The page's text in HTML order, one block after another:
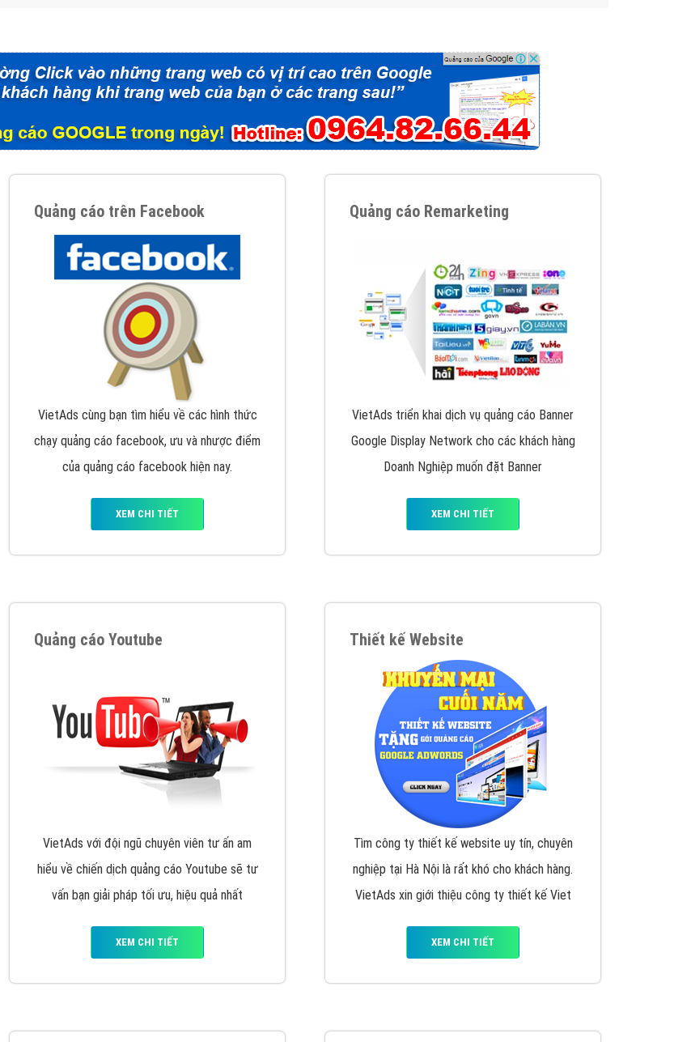
Quảng cáo trên Facebook
VietAds cùng bạn tìm hiểu về các hình thức
chạy quảng cáo facebook, ưu và nhược điểm
của quảng cáo facebook hiện nay.
XEM CHI TIẾT
Quảng cáo Remarketing
VietAds triển khai dịch vụ quảng cáo Banner
Google Display Network cho các khách hàng
Doanh Nghiệp muốn đặt Banner
XEM CHI TIẾT
Quảng cáo Youtube
VietAds với đội ngũ chuyên viên tư ấn am
hiểu về chiến dịch quảng cáo Youtube sẽ tư
vấn bạn giải pháp tối ưu, hiệu quả nhất
XEM CHI TIẾT
Thiết kế Website
Tìm công ty thiết kế website uy tín, chuyên
nghiệp tại Hà Nội là rất khó cho khách hàng.
VietAds xin giới thiệu công ty thiết kế Viet
XEM CHI TIẾT